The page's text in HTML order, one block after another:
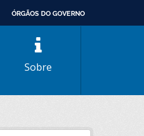
ÓRGÃOS DO GOVERNO
Sobre